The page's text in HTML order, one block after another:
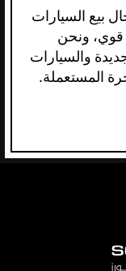
بيع السيارات
ونحن
والسيارات
المستعملة.